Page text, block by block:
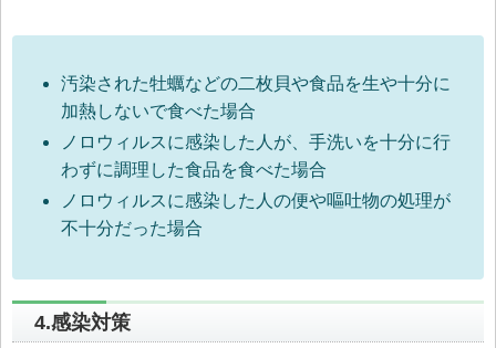
汚染された牡蠣などの二枚貝や食品を生や十分に
加熱しないで食べた場合
ノロウィルスに感染した人が、手洗いを十分に行
わずに調理した食品を食べた場合
ノロウィルスに感染した人の便や嘔吐物の処理が
不十分だった場合
4.感染対策